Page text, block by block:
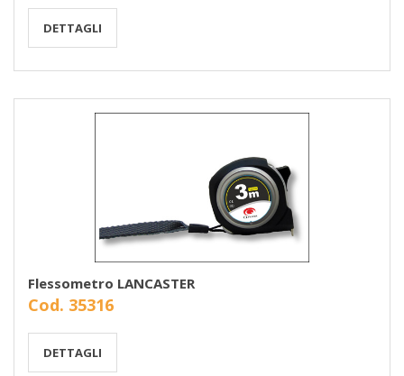
DETTAGLI
Flessometro LANCASTER
Cod. 35316
DETTAGLI